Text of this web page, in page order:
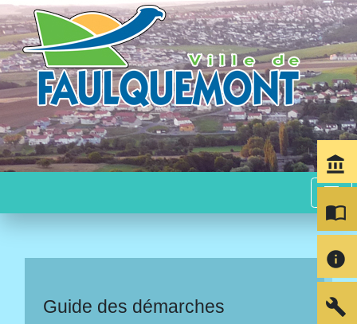
menu
Guide des démarches
account_balance
import_contacts
info
build